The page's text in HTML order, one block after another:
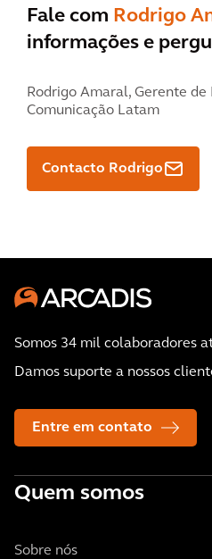
Fale com Rodrigo
informações e
Rodrigo Amaral, Gerente de
Comunicação Latam
Contacto Rodrigo
Somos 34 mil colaboradores
Damos suporte a nossos
Entre em contato
Quem somos
Sobre nós